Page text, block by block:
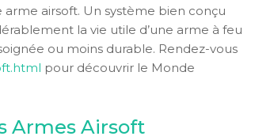
airsoft. Un système bien conçu
la vie utile d’une arme à feu
ou moins durable. Rendez-vous
pour découvrir le Monde
Armes Airsoft